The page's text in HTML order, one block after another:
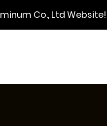
Co., Ltd Website!